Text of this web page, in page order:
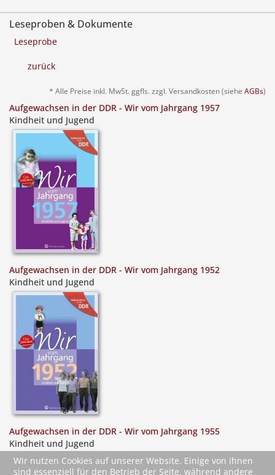
Leseproben & Dokumente
Leseprobe
zurück
* Alle Preise inkl. MwSt. ggfls. zzgl. Versandkosten (siehe AGBs)
Aufgewachsen in der DDR - Wir vom Jahrgang 1957
Kindheit und Jugend
Aufgewachsen in der DDR - Wir vom Jahrgang 1952
Kindheit und Jugend
Aufgewachsen in der DDR - Wir vom Jahrgang 1955
Kindheit und Jugend
Wir nutzen Cookies auf unserer Website. Einige von ihnen
sind essenziell für den Betrieb der Seite, während andere